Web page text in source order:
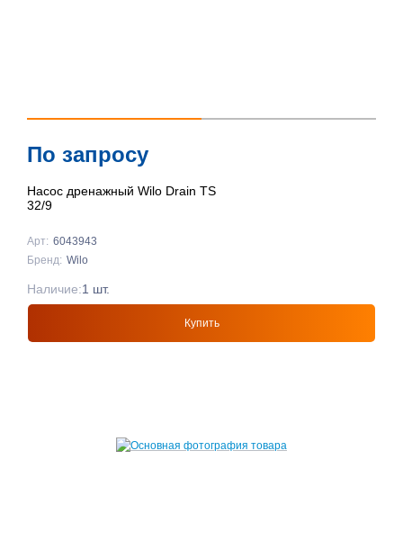
По запросу
Насос дренажный Wilo Drain TS
32/9
Арт: 6043943
Бренд: Wilo
Купить
Наличие:1 шт.